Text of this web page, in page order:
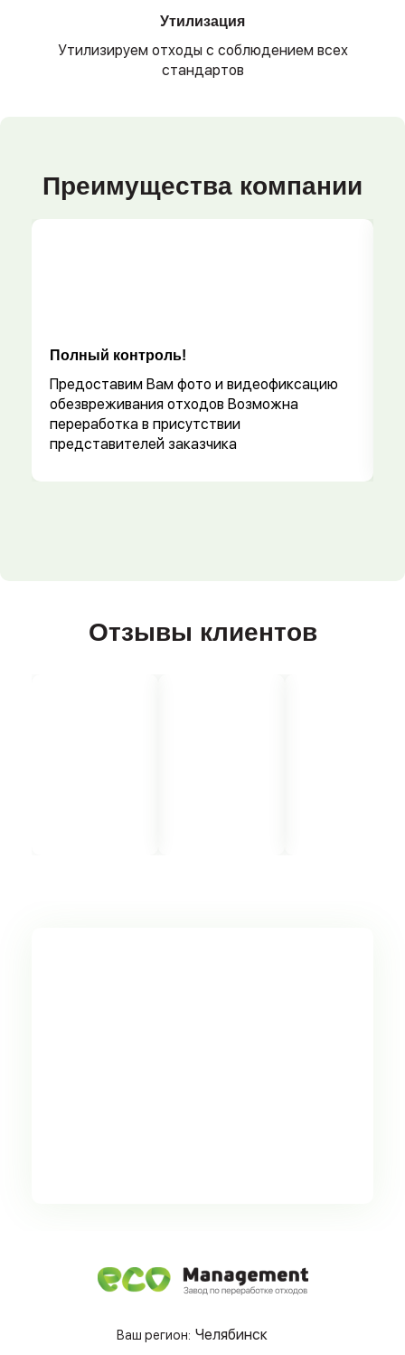
Утилизация
Утилизируем отходы с соблюдением всех
стандартов
Преимущества компании
Полный контроль!
Предоставим Вам фото и видеофиксацию
обезвреживания отходов Возможна
переработка в присутствии
представителей заказчика
Отзывы клиентов
Ваш регион: Челябинск